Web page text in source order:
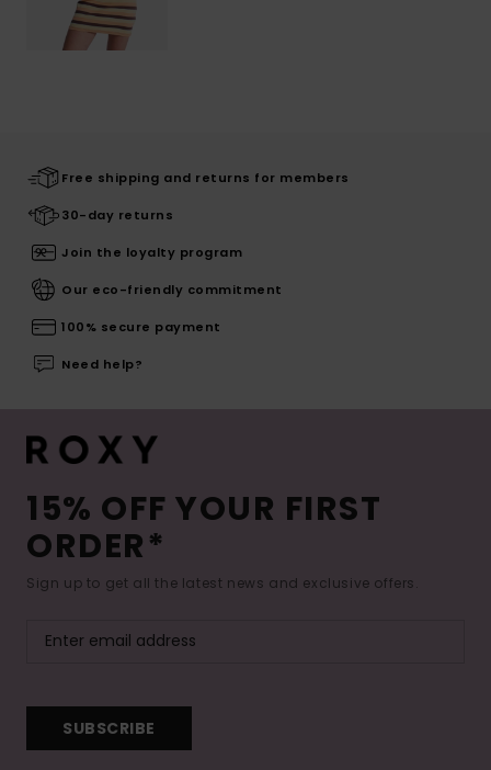
Free shipping and returns for members
30-day returns
Join the loyalty program
Our eco-friendly commitment
100% secure payment
Need help?
15% OFF YOUR FIRST
ORDER*
Sign up to get all the latest news and exclusive offers.
SUBSCRIBE